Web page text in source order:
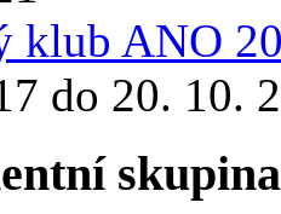
klub ANO
do 20. 10.